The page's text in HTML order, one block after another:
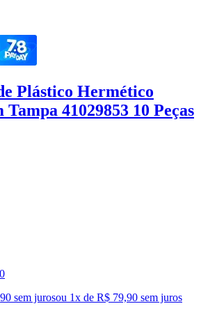
Plástico Hermético
41029853 10 Peças
sem jurosou 1x de R$ 79,90 sem juros